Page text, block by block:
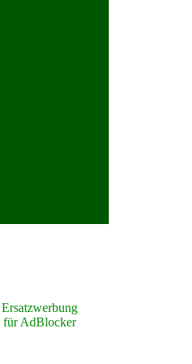
Ersatzwerbung
für AdBlocker